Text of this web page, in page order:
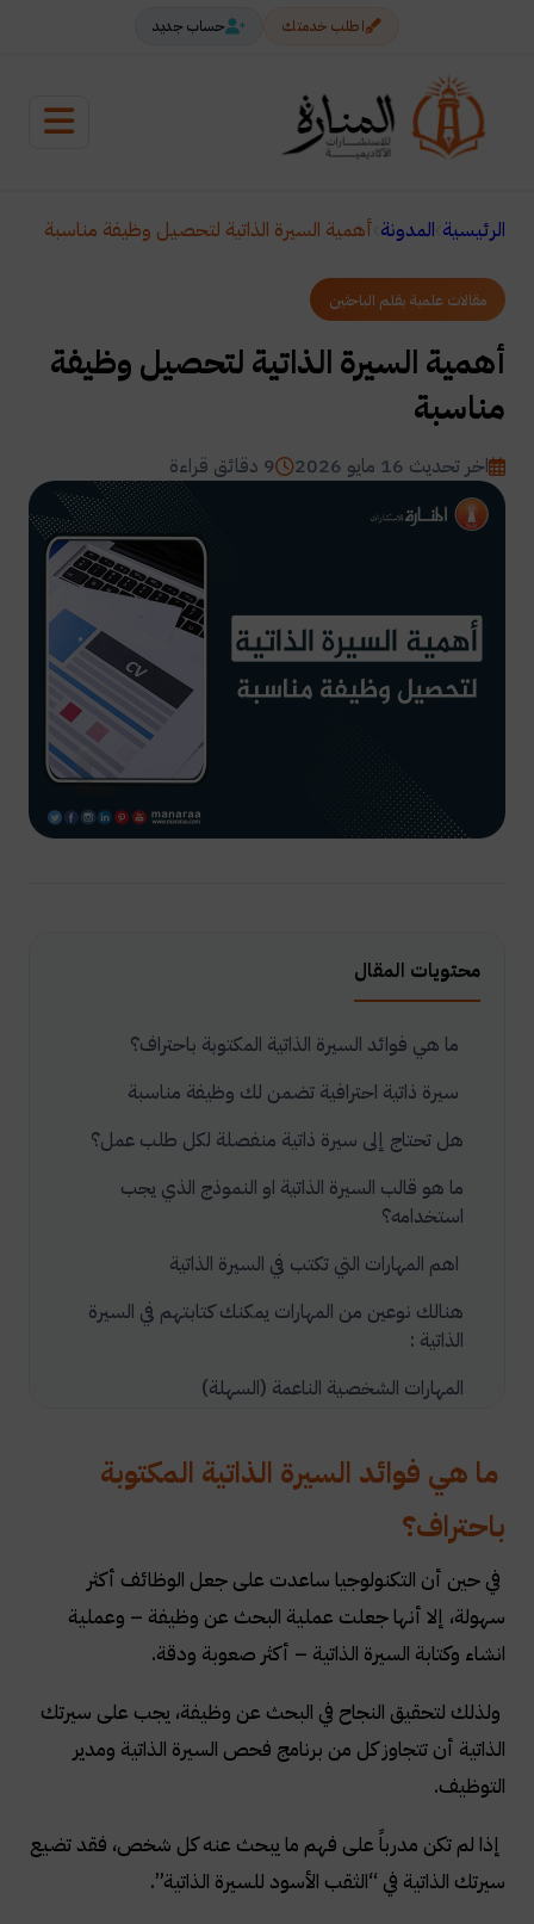
اطلب خدمتك حساب جديد
الرئيسية المدونة أهمية السيرة الذاتية لتحصيل وظيفة مناسبة
مقالات علمية بقلم الباحثين
أهمية السيرة الذاتية لتحصيل وظيفة
مناسبة
اخر تحديث 16 مايو 2026 9 دقائق قراءة
محتويات المقال
ما هي فوائد السيرة الذاتية المكتوبة باحتراف؟
سيرة ذاتية احترافية تضمن لك وظيفة مناسبة
هل تحتاج إلى سيرة ذاتية منفصلة لكل طلب عمل؟
ما هو قالب السيرة الذاتية او النموذج الذي يجب
استخدامه؟
اهم المهارات التي تكتب في السيرة الذاتية
هنالك نوعين من المهارات يمكنك كتابتهم في السيرة
الذاتية :
المهارات الشخصية الناعمة (السهلة)
إضافتها إلى السيرة الذاتية ما يلي:
المهارات الصعبة
الهدف الوظيفي في السيرة الذاتية لأجل تغيير مهنة.
أمثلة على الأهداف الوظيفية
مثال عن مبرمج وخبير مواقع ويب
مثال عن موظف موارد بشرية :
أنواع السيرة الذاتية
أفضل موقع انشاء وكتابة سيرة ذاتية مجانا
ما هي فوائد السيرة الذاتية المكتوبة
باحتراف؟
في حين أن التكنولوجيا ساعدت على جعل الوظائف أكثر
سهولة، إلا أنها جعلت عملية البحث عن وظيفة – وعملية
انشاء وكتابة السيرة الذاتية – أكثر صعوبة ودقة.
ولذلك لتحقيق النجاح في البحث عن وظيفة، يجب على سيرتك
الذاتية أن تتجاوز كل من برنامج فحص السيرة الذاتية ومدير
التوظيف.
إذا لم تكن مدرباً على فهم ما يبحث عنه كل شخص، فقد تضيع
سيرتك الذاتية في “الثقب الأسود للسيرة الذاتية”.